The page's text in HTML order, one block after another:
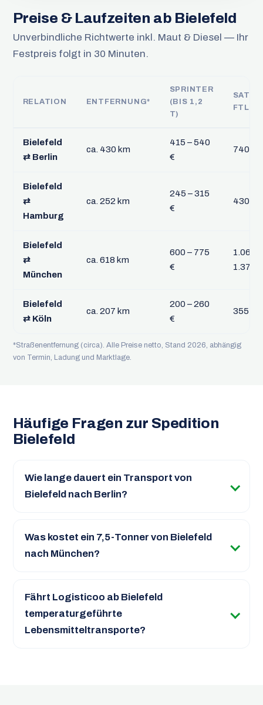
Preise & Laufzeiten ab Bielefeld
Unverbindliche Richtwerte inkl. Maut & Diesel — Ihr
Festpreis folgt in 30 Minuten.
RELATION ENTFERNUNG*
SPRINTER
(BIS 1,2
T)
FTL
Bielefeld
⇄ Berlin
ca. 430 km
415 – 540
€
740 –
Bielefeld
⇄
Hamburg
ca. 252 km
245 – 315
€
430 –
Bielefeld
⇄
München
ca. 618 km
600 – 775
€
1.060 –
1.375 €
Bielefeld
⇄ Köln
ca. 207 km
200 – 260
€
355 –
*Straßenentfernung (circa). Alle Preise netto, Stand 2026, abhängig
von Termin, Ladung und Marktlage.
Häufige Fragen zur Spedition
Bielefeld
Wie lange dauert ein Transport von
Bielefeld nach Berlin?
Was kostet ein 7,5-Tonner von Bielefeld
nach München?
Fährt Logisticoo ab Bielefeld
temperaturgeführte
Lebensmitteltransporte?